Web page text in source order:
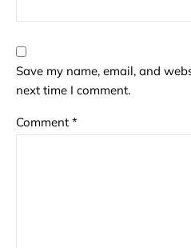
Save my name, email, and
next time I comment.
Comment *